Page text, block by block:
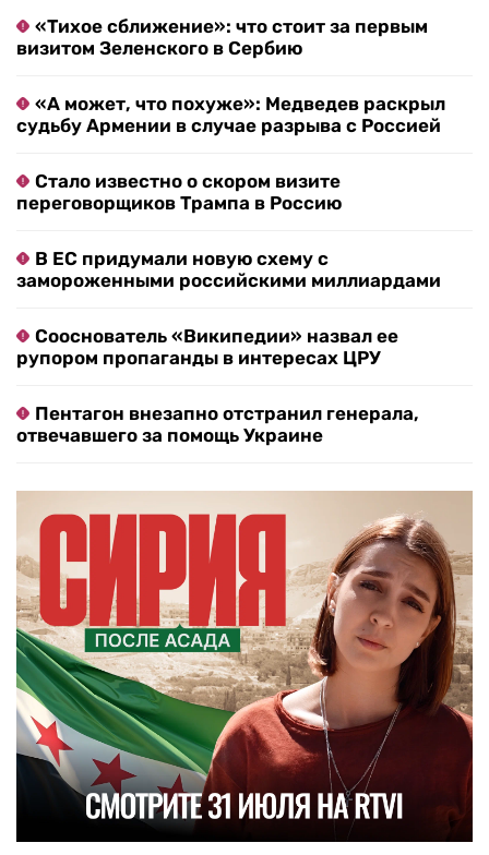
«Тихое сближение»: что стоит за первым
визитом Зеленского в Сербию
«А может, что похуже»: Медведев раскрыл
судьбу Армении в случае разрыва с Россией
Стало известно о скором визите
переговорщиков Трампа в Россию
В ЕС придумали новую схему с
замороженными российскими миллиардами
Сооснователь «Википедии» назвал ее
рупором пропаганды в интересах ЦРУ
Пентагон внезапно отстранил генерала,
отвечавшего за помощь Украине